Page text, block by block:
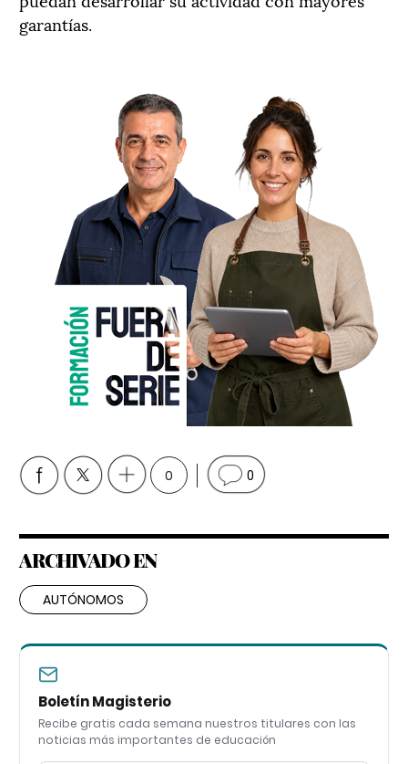
garantías.
0 0
ARCHIVADO EN
AUTÓNOMOS
Boletín Magisterio
Recibe gratis cada semana nuestros titulares con las
noticias más importantes de educación